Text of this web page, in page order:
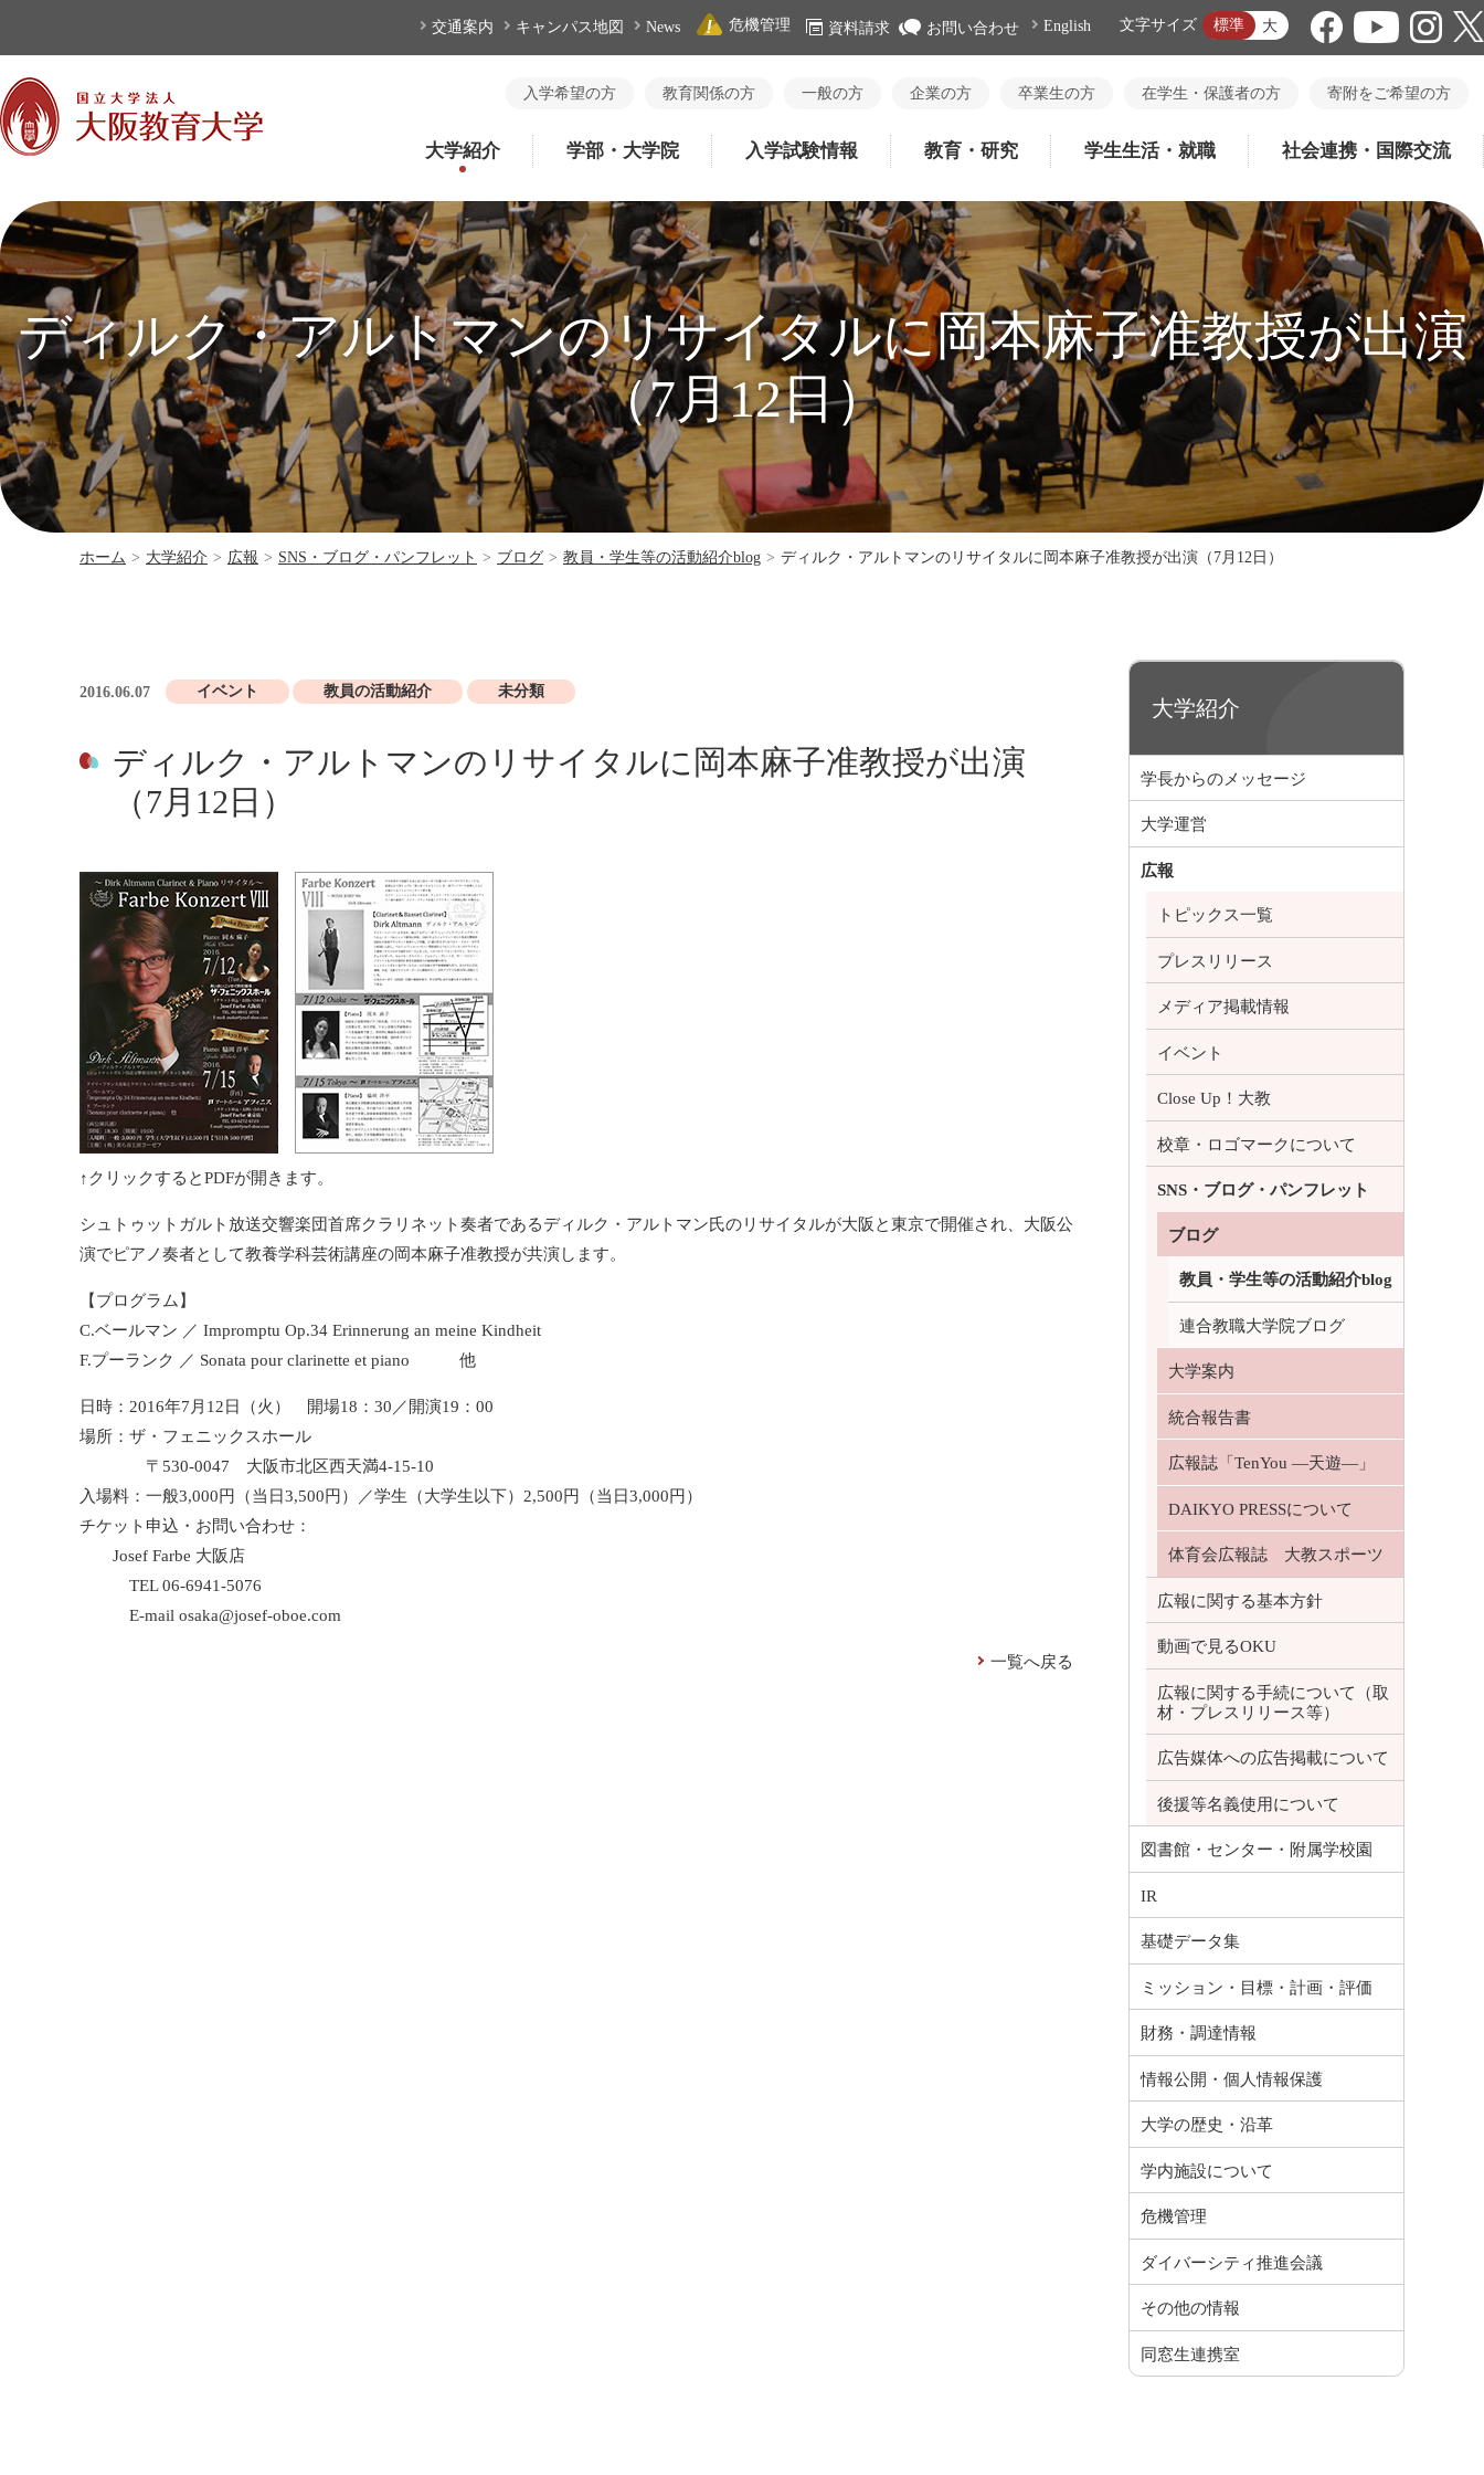
交通案内 キャンパス地図 News 危機管理 資料請求 お問い合わせ English 文字サイズ 標準 大
入学希望の方 教育関係の方 一般の方 企業の方 卒業生の方 在学生・保護者の方 寄附をご希望の方
大学紹介 学部・大学院 入学試験情報 教育・研究 学生生活・就職 社会連携・国際交流
ディルク・アルトマンのリサイタルに岡本麻子准教授が出演
（7月12日）
ホーム > 大学紹介 > 広報 > SNS・ブログ・パンフレット > ブログ > 教員・学生等の活動紹介blog > ディルク・アルトマンのリサイタルに岡本麻子准教授が出演（7月12日）
2016.06.07 イベント 教員の活動紹介 未分類
ディルク・アルトマンのリサイタルに岡本麻子准教授が出演
（7月12日）
↑クリックするとPDFが開きます。
シュトゥットガルト放送交響楽団首席クラリネット奏者であるディルク・アルトマン氏のリサイタルが大阪と東京で開催され、大阪公
演でピアノ奏者として教養学科芸術講座の岡本麻子准教授が共演します。
【プログラム】
C.ベールマン ／ Impromptu Op.34 Erinnerung an meine Kindheit
F.プーランク ／ Sonata pour clarinette et piano 他
日時：2016年7月12日（火） 開場18：30／開演19：00
場所：ザ・フェニックスホール
〒530-0047 大阪市北区西天満4-15-10
入場料：一般3,000円（当日3,500円）／学生（大学生以下）2,500円（当日3,000円）
チケット申込・お問い合わせ：
Josef Farbe 大阪店
TEL 06-6941-5076
E-mail osaka@josef-oboe.com
一覧へ戻る
大学紹介
学長からのメッセージ
大学運営
広報
トピックス一覧
プレスリリース
メディア掲載情報
イベント
Close Up！大教
校章・ロゴマークについて
SNS・ブログ・パンフレット
ブログ
教員・学生等の活動紹介blog
連合教職大学院ブログ
大学案内
統合報告書
広報誌「TenYou ―天遊―」
DAIKYO PRESSについて
体育会広報誌 大教スポーツ
広報に関する基本方針
動画で見るOKU
広報に関する手続について（取
材・プレスリリース等）
広告媒体への広告掲載について
後援等名義使用について
図書館・センター・附属学校園
IR
基礎データ集
ミッション・目標・計画・評価
財務・調達情報
情報公開・個人情報保護
大学の歴史・沿革
学内施設について
危機管理
ダイバーシティ推進会議
その他の情報
同窓生連携室